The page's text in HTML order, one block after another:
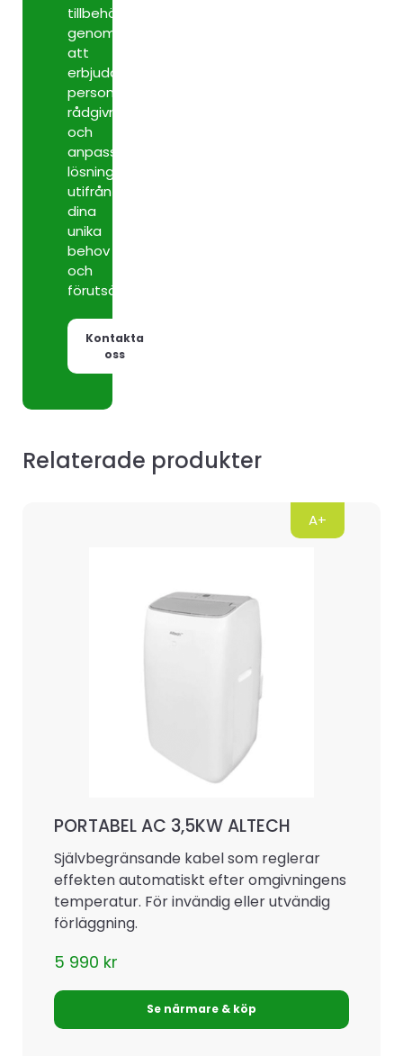
tillbehör
genom
att
erbjuda
personlig
rådgivning
och
anpassade
lösningar
utifrån
dina
unika
behov
och
förutsättningar.
Kontakta
oss
Relaterade produkter
PORTABEL AC 3,5KW ALTECH
Självbegränsande kabel som reglerar
effekten automatiskt efter omgivningens
temperatur. För invändig eller utvändig
förläggning.
5 990 kr
Se närmare & köp
A+